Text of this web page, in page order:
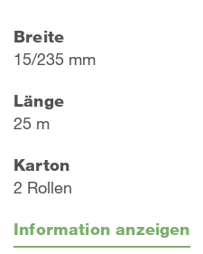
Breite
15/235 mm
Länge
25 m
Karton
2 Rollen
Information anzeigen